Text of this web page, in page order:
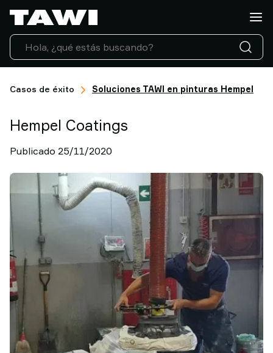
Casos de éxito Soluciones TAWI en pinturas Hempel
Hempel Coatings
Publicado 25/11/2020
¿Qué
tipo
de
carga
necesita
Soluciones
Servicio
Técnico
éxito
Actualidad
Contacto
elegir
TAWI